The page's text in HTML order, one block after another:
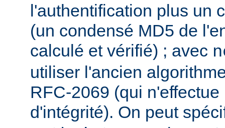
l'authentification plus un
(un condensé MD5 de
calculé et vérifié) ; avec
utiliser l'ancien
RFC-2069 (qui
d'intégrité). On peut